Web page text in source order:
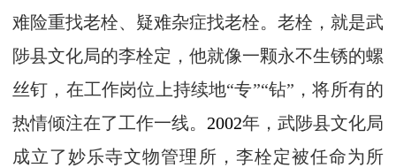
难险重找老栓、疑难杂症找老栓。老栓，就是武
陟县文化局的李栓定，他就像一颗永不生锈的螺
丝钉，在工作岗位上持续地“专”“钻”，将所有的
热情倾注在了工作一线。 2002年，武陟县文化局
成立了妙乐寺文物管理所，李栓定被任命为所